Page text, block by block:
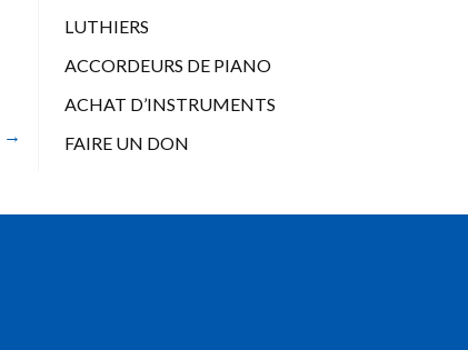
→
LUTHIERS
ACCORDEURS DE PIANO
ACHAT D’INSTRUMENTS
FAIRE UN DON